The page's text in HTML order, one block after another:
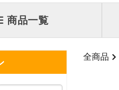
商品一覧
全商品